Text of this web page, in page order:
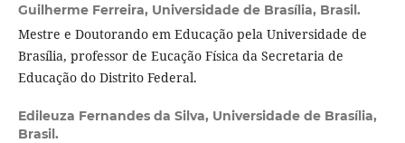
Guilherme Ferreira, Universidade de Brasília, Brasil.
Mestre e Doutorando em Educação pela Universidade de
Brasília, professor de Eucação Física da Secretaria de
Educação do Distrito Federal.
Edileuza Fernandes da Silva, Universidade de Brasília,
Brasil.